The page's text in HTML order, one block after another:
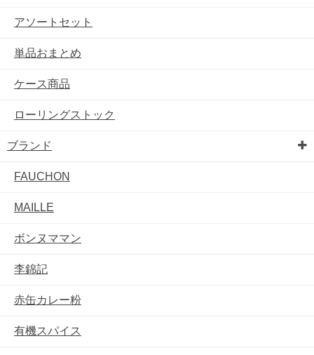
アソートセット
単品おまとめ
ケース商品
ローリングストック
ブランド
FAUCHON
MAILLE
ボンヌママン
李錦記
赤缶カレー粉
有機スパイス